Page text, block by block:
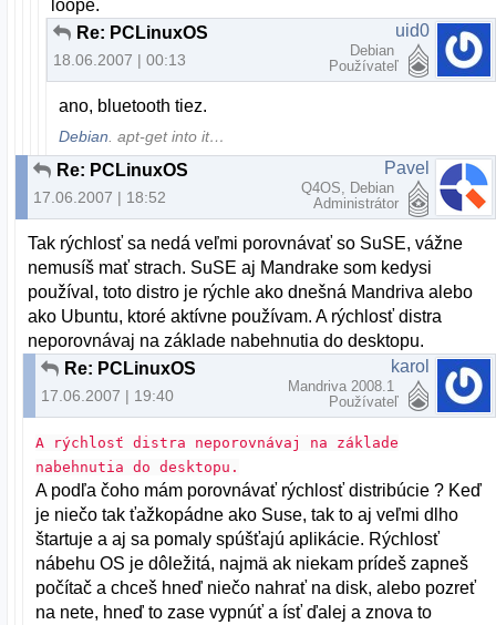
loope.
Re: PCLinuxOS
18.06.2007 | 00:13
uid0
Debian
Používateľ
ano, bluetooth tiez.
Debian . apt-get into it…
Re: PCLinuxOS
17.06.2007 | 18:52
Pavel
Q4OS, Debian
Administrátor
Tak rýchlosť sa nedá veľmi porovnávať so SuSE, vážne
nemusíš mať strach. SuSE aj Mandrake som kedysi
používal, toto distro je rýchle ako dnešná Mandriva alebo
ako Ubuntu, ktoré aktívne používam. A rýchlosť distra
neporovnávaj na základe nabehnutia do desktopu.
Re: PCLinuxOS
17.06.2007 | 19:40
karol
Mandriva 2008.1
Používateľ
A rýchlosť distra neporovnávaj na základe
nabehnutia do desktopu.
A podľa čoho mám porovnávať rýchlosť distribúcie ? Keď
je niečo tak ťažkopádne ako Suse, tak to aj veľmi dlho
štartuje a aj sa pomaly spúšťajú aplikácie. Rýchlosť
nábehu OS je dôležitá, najmä ak niekam prídeš zapneš
počítač a chceš hneď niečo nahrať na disk, alebo pozreť
na nete, hneď to zase vypnúť a ísť ďalej a znova to